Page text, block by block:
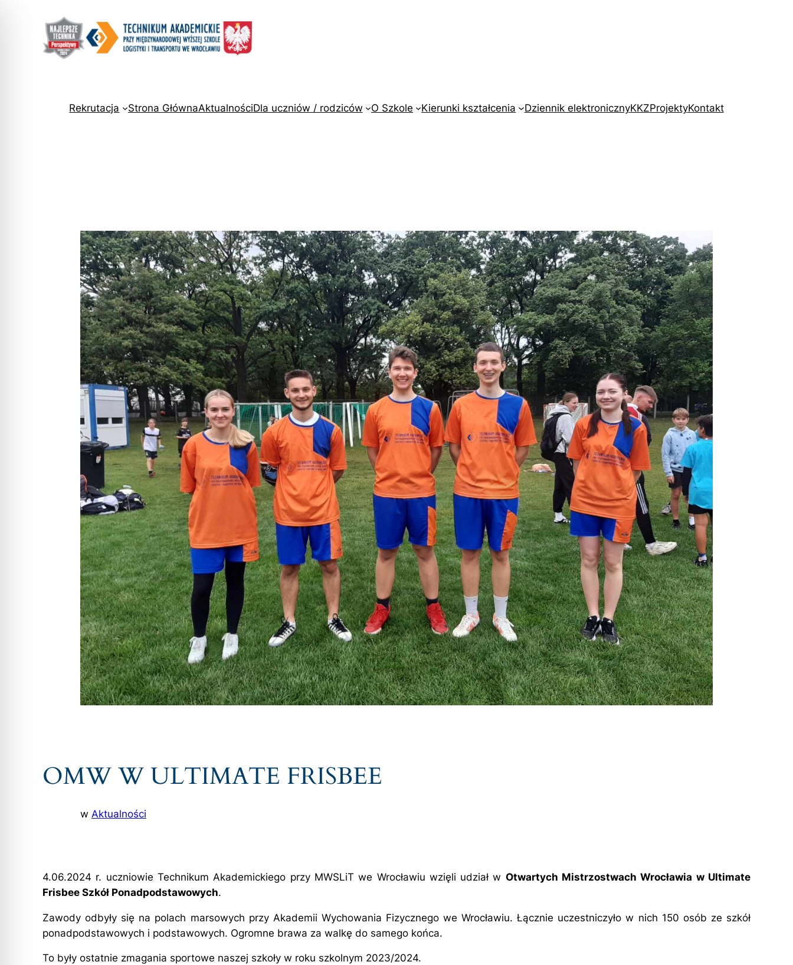
Rekrutacja Strona GłównaAktualnościDla uczniów / rodziców O Szkole Kierunki kształcenia Dziennik elektronicznyKKZProjektyKontakt
OMW W ULTIMATE FRISBEE
w Aktualności
4.06.2024 r. uczniowie Technikum Akademickiego przy MWSLiT we Wrocławiu wzięli udział w Otwartych Mistrzostwach Wrocławia w Ultimate
Frisbee Szkół Ponadpodstawowych.
Zawody odbyły się na polach marsowych przy Akademii Wychowania Fizycznego we Wrocławiu. Łącznie uczestniczyło w nich 150 osób ze szkół
ponadpodstawowych i podstawowych. Ogromne brawa za walkę do samego końca.
To były ostatnie zmagania sportowe naszej szkoły w roku szkolnym 2023/2024.